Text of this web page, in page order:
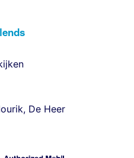
, De Heer